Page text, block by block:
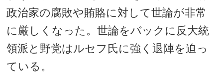
政治家の腐敗や賄賂に対して世論が非常
に厳しくなった。世論をバックに反大統
領派と野党はルセフ氏に強く退陣を迫っ
ている。